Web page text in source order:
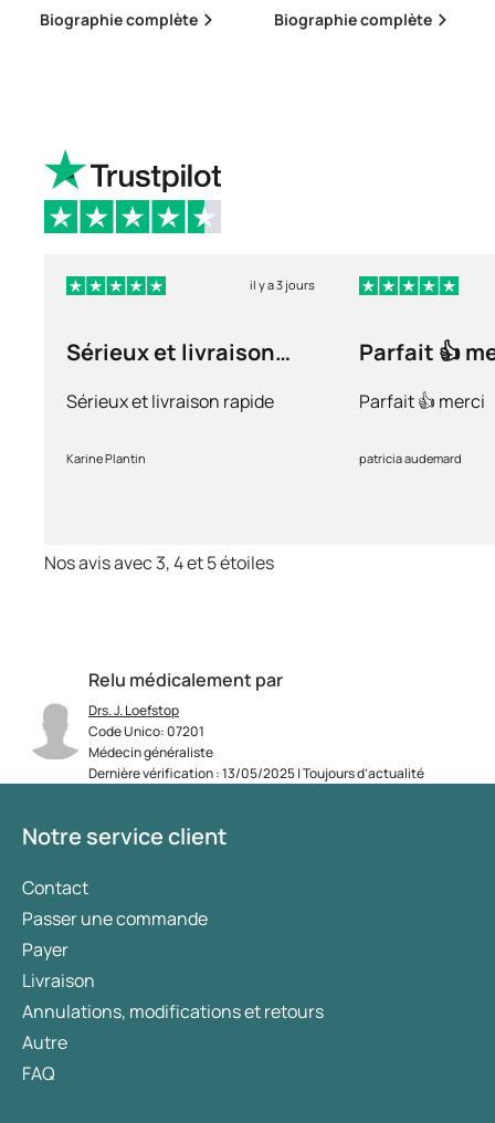
Relu médicalement par
Drs. J. Loefstop
Code Unico: 07201
Médecin généraliste
Dernière vérification : 13/05/2025 | Toujours d’actualité
Biographie complète Biographie complète
il y a 3 jours
Sérieux et livraison
Sérieux et livraison rapide
Karine Plantin
Parfait 👍
Parfait 👍 merci
patricia audemard
Nos avis avec 3, 4 et 5 étoiles
Notre service client
Contact
Passer une commande
Payer
Livraison
Annulations, modifications et retours
Autre
FAQ